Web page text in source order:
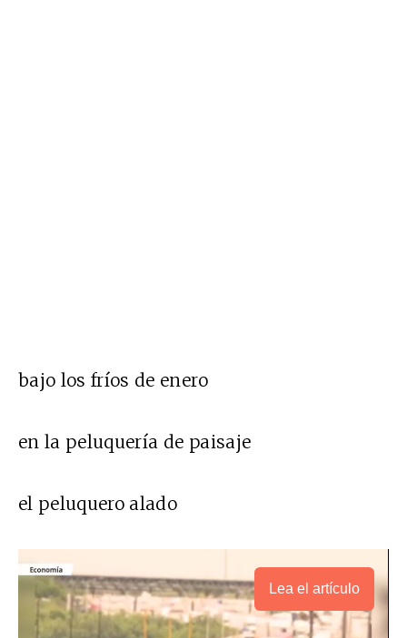
bajo los fríos de enero
en la peluquería de paisaje
el peluquero alado
Lea el artículo